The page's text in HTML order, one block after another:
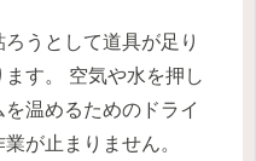
うとして道具が足り
す。 空気や水を押し
温めるためのドライ
が止まりません。